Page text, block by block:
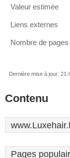
Valeur estimée
Liens externes
Nombre de pages
Dernière mise à jour:
Contenu
Pages